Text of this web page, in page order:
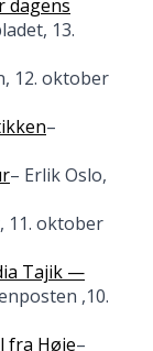
dagens
13.
12. oktober
–
– Erlik Oslo,
11. oktober
Tajik —
,10.
fra Høie–